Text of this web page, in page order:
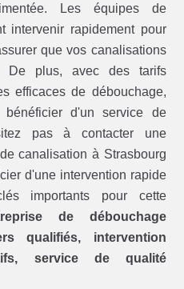
Les équipes de
intervenir rapidement pour
que vos canalisations
De plus, avec des tarifs
efficaces de débouchage,
d'un service de
pas à contacter une
canalisation à Strasbourg
d'une intervention rapide
importants pour cette
de débouchage
qualifiés, intervention
service de qualité